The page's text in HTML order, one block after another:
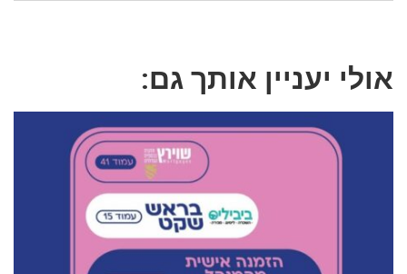
אולי יעניין אותך גם: